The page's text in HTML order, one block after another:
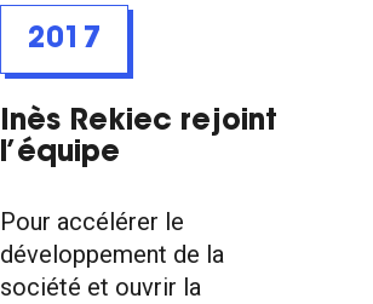
2017
Inès Rekiec rejoint
l’équipe
Pour accélérer le
développement de la
société et ouvrir la